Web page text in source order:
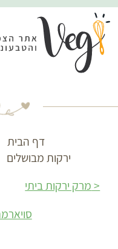
דף הבית
ירקות מבושלים
מרק ירקות ביתי